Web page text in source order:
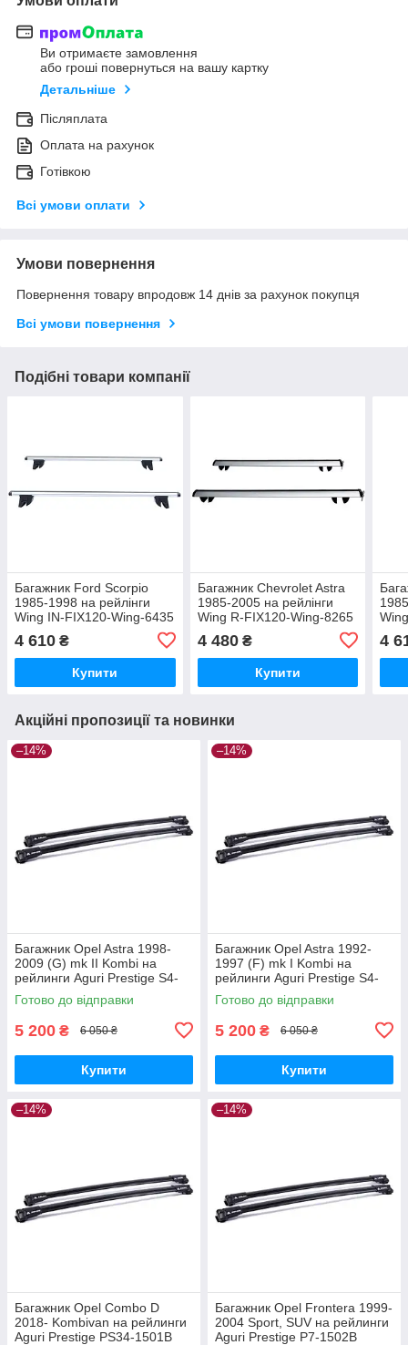
Ви отримаєте замовлення
або гроші повернуться на вашу картку
Детальніше
Післяплата
Оплата на рахунок
Готівкою
Всі умови оплати
Умови повернення
Повернення товару впродовж 14 днів за рахунок покупця
Всі умови повернення
Подібні товари компанії
Багажник Ford Scorpio
1985-1998 на рейлінги
Wing IN-FIX120-Wing-6435
4 610 ₴
Купити
Багажник Chevrolet Astra
1985-2005 на рейлінги
Wing R-FIX120-Wing-8265
4 480₴
Купити
4
Акційні пропозиції та новинки
–14%
Багажник Opel Astra 1998-
2009 (G) mk II Kombi на
рейлинги Aguri Prestige S4-
1499B
Готово до відправки
5 200 ₴ 6 050 ₴
Купити
–14%
Багажник Opel Astra 1992-
1997 (F) mk I Kombi на
рейлинги Aguri Prestige S4-
1500B
Готово до відправки
5 200 ₴ 6 050 ₴
Купити
–14%
Багажник Opel Combo D
2018- Kombivan на рейлинги
Aguri Prestige PS34-1501B
–14%
Багажник Opel Frontera 1999-
2004 Sport, SUV на рейлинги
Aguri Prestige P7-1502B